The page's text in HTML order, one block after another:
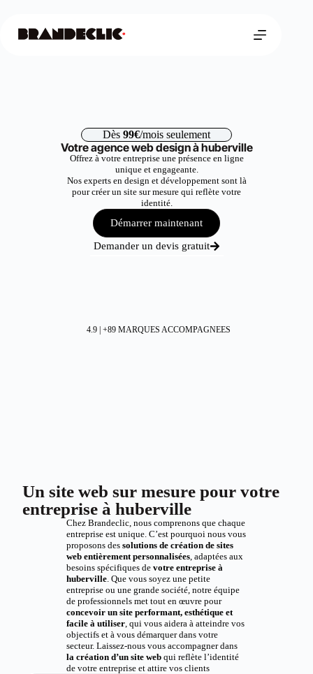
Dès 99€/mois seulement
Votre agence web design à huberville
Offrez à votre entreprise une présence en ligne
unique et engageante.
Nos experts en design et développement sont là
pour créer un site sur mesure qui reflète votre
identité.
Démarrer maintenant
Demander un devis gratuit
4.9 | +89 MARQUES ACCOMPAGNEES
Un site web sur mesure pour votre
entreprise à huberville
Chez Brandeclic, nous comprenons que chaque
entreprise est unique. C’est pourquoi nous vous
proposons des solutions de création de sites
web entièrement personnalisées, adaptées aux
besoins spécifiques de votre entreprise à
huberville. Que vous soyez une petite
entreprise ou une grande société, notre équipe
de professionnels met tout en œuvre pour
concevoir un site performant, esthétique et
facile à utiliser, qui vous aidera à atteindre vos
objectifs et à vous démarquer dans votre
secteur. Laissez-nous vous accompagner dans
la création d’un site webqui reflète l’identité
de votre entreprise et attire vos clients